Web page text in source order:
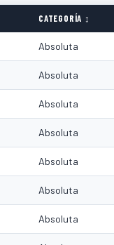
CATEGORÍA ↕
Absoluta
Absoluta
Absoluta
Absoluta
Absoluta
Absoluta
Absoluta